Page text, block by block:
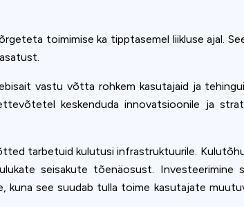
toimimise ka tipptasemel liikluse ajal.
vastu võtta rohkem kasutajaid ja
keskenduda innovatsioonile ja
tarbetuid kulutusi infrastruktuurile.
seisakute tõenäosust. Investeerimine
kuna see suudab tulla toime kasutajate